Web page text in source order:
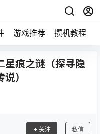
游戏推荐 攒机教程
星痕之谜（探寻隐
）
关注 私信